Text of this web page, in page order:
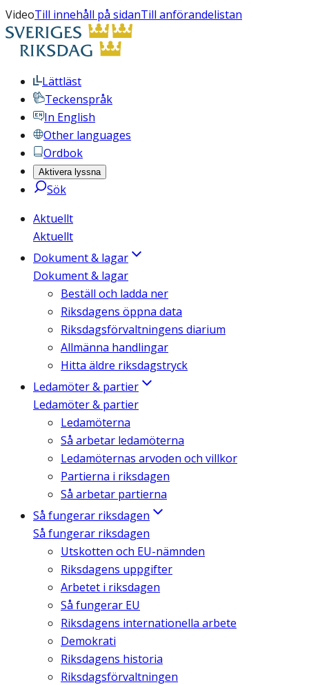
VideoTill innehåll på sidanTill anförandelistan
Lättläst
Teckenspråk
In English
Other languages
Ordbok
Aktivera lyssna
Sök
Aktuellt
Aktuellt
Dokument & lagar
Dokument & lagar
Beställ och ladda ner
Riksdagens öppna data
Riksdagsförvaltningens diarium
Allmänna handlingar
Hitta äldre riksdagstryck
Ledamöter & partier
Ledamöter & partier
Ledamöterna
Så arbetar ledamöterna
Ledamöternas arvoden och villkor
Partierna i riksdagen
Så arbetar partierna
Så fungerar riksdagen
Så fungerar riksdagen
Utskotten och EU-nämnden
Riksdagens uppgifter
Arbetet i riksdagen
Så fungerar EU
Riksdagens internationella arbete
Demokrati
Riksdagens historia
Riksdagsförvaltningen